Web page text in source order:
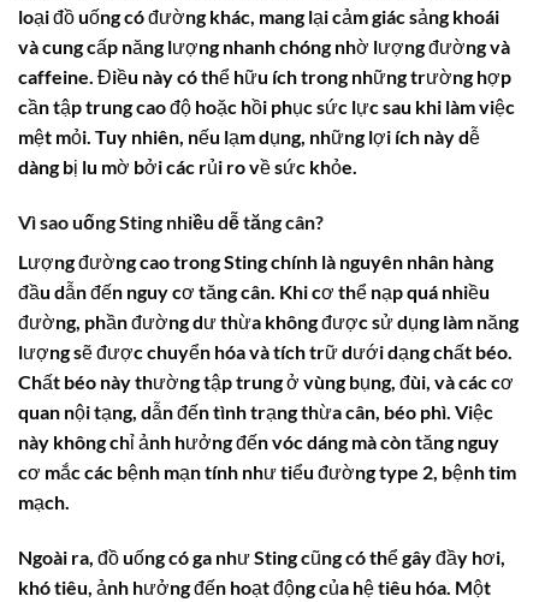
loại đồ uống có đường khác, mang lại cảm giác sảng khoái
và cung cấp năng lượng nhanh chóng nhờ lượng đường và
caffeine. Điều này có thể hữu ích trong những trường hợp
cần tập trung cao độ hoặc hồi phục sức lực sau khi làm việc
mệt mỏi. Tuy nhiên, nếu lạm dụng, những lợi ích này dễ
dàng bị lu mờ bởi các rủi ro về sức khỏe.
Vì sao uốngSting nhiều dễ tăng cân?
Lượng đường cao trongStingchính là nguyên nhân hàng
đầu dẫn đến nguy cơ tăng cân. Khi cơ thể nạp quá nhiều
đường, phần đường dư thừa không được sử dụng làm năng
lượng sẽ được chuyển hóa và tích trữ dưới dạng chất béo.
Chất béo này thường tập trung ở vùng bụng, đùi, và các cơ
quan nội tạng, dẫn đến tình trạng thừa cân, béo phì. Việc
này không chỉ ảnh hưởng đến vóc dáng mà còn tăng nguy
cơ mắc các bệnh mạn tính như tiểu đường type 2, bệnh tim
mạch.
Ngoài ra, đồ uống có ga nhưStingcũng có thể gây đầy hơi,
khó tiêu, ảnh hưởng đến hoạt động của hệ tiêu hóa. Một